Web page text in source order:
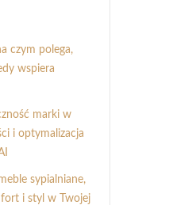
czym polega,
wspiera
marki w
i optymalizacja
sypialniane,
i styl w Twojej